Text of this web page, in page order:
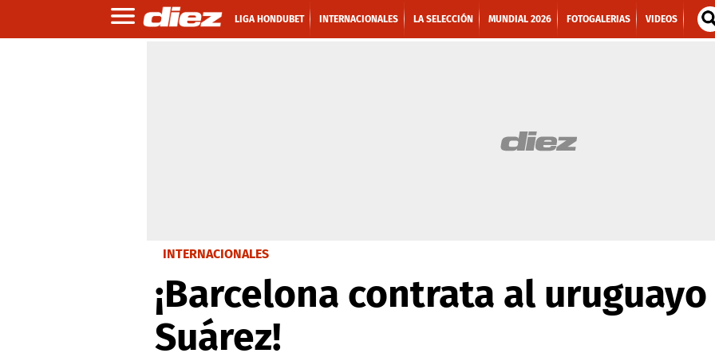
LIGA HONDUBET INTERNACIONALES LA SELECCIÓN MUNDIAL 2026 FOTOGALERIAS VIDEOS
INTERNACIONALES
¡Barcelona contrata al
Suárez!